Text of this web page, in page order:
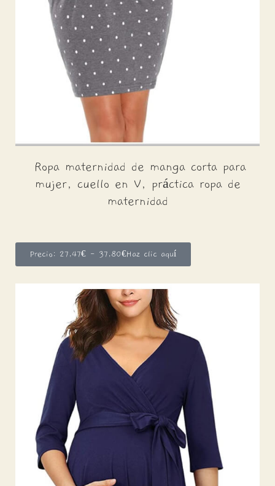
Ropa maternidad de manga corta para
mujer, cuello en V, práctica ropa de
maternidad
Precio: 27,47€ - 37,80€Haz clic aquí